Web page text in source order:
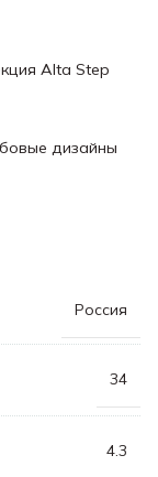
Alta Step
дизайны
Россия
34
4.3